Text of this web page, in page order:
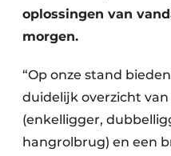
oplossingen van
morgen.
“Op onze stand
duidelijk overzicht
(enkelligger,
hangrolbrug) en een